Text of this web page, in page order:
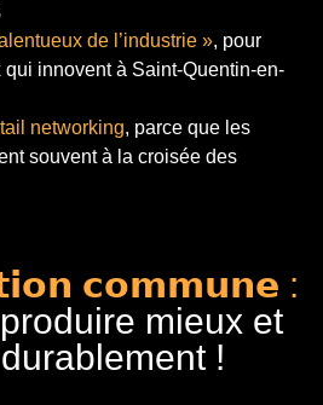
de l’industrie », pour
innovent à Saint-Quentin-en-
networking, parce que les
souvent à la croisée des
𝗰𝗼𝗺𝗺𝘂𝗻𝗲 :
mieux et
!